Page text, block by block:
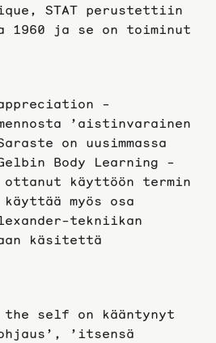
STAT perustettiin
1960 ja se on toiminut
-
’aistinvarainen
on uusimmassa
Body Learning -
käyttöön termin
myös osa
tekniikan
käsitettä
the self on kääntynyt
’itsensä